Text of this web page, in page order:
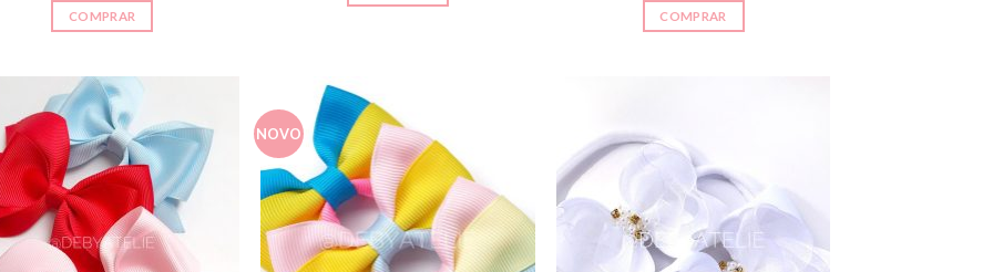
COMPRAR COMPRAR
NOVO